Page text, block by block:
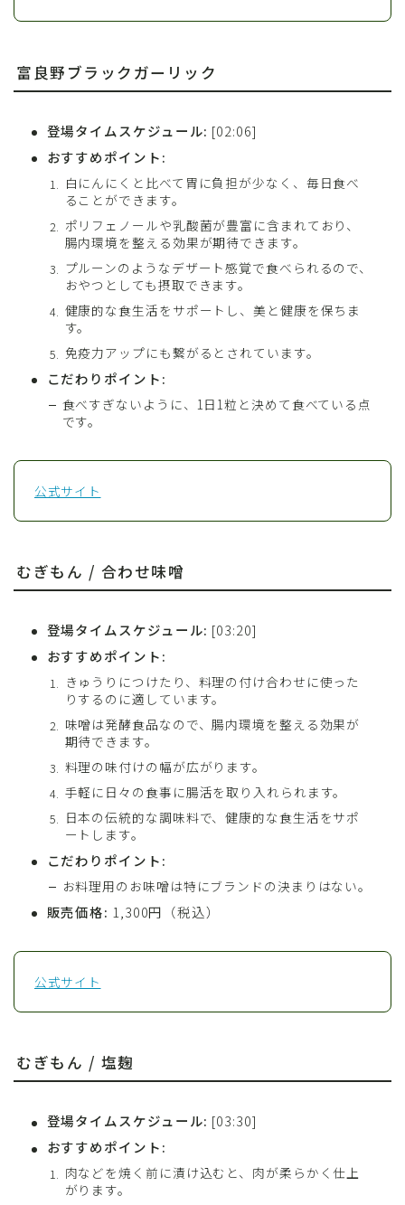
富良野ブラックガーリック
登場タイムスケジュール: [02:06]
おすすめポイント:
白にんにくと比べて胃に負担が少なく、毎日食べ
ることができます。
ポリフェノールや乳酸菌が豊富に含まれており、
腸内環境を整える効果が期待できます。
プルーンのようなデザート感覚で食べられるので、
おやつとしても摂取できます。
健康的な食生活をサポートし、美と健康を保ちま
す。
免疫力アップにも繋がるとされています。
こだわりポイント:
食べすぎないように、1日1粒と決めて食べている点
です。
公式サイト
むぎもん / 合わせ味噌
登場タイムスケジュール: [03:20]
おすすめポイント:
きゅうりにつけたり、料理の付け合わせに使った
りするのに適しています。
味噌は発酵食品なので、腸内環境を整える効果が
期待できます。
料理の味付けの幅が広がります。
手軽に日々の食事に腸活を取り入れられます。
日本の伝統的な調味料で、健康的な食生活をサポ
ートします。
こだわりポイント:
お料理用のお味噌は特にブランドの決まりはない。
販売価格: 1,300円（税込）
公式サイト
むぎもん / 塩麹
登場タイムスケジュール: [03:30]
おすすめポイント:
肉などを焼く前に漬け込むと、肉が柔らかく仕上
がります。